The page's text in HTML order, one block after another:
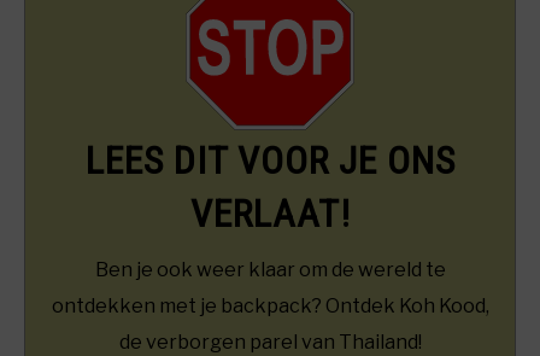
LEES DIT VOOR JE ONS
VERLAAT!
Ben je ook weer klaar om de wereld te
ontdekken met je backpack? Ontdek Koh Kood,
de verborgen parel van Thailand!